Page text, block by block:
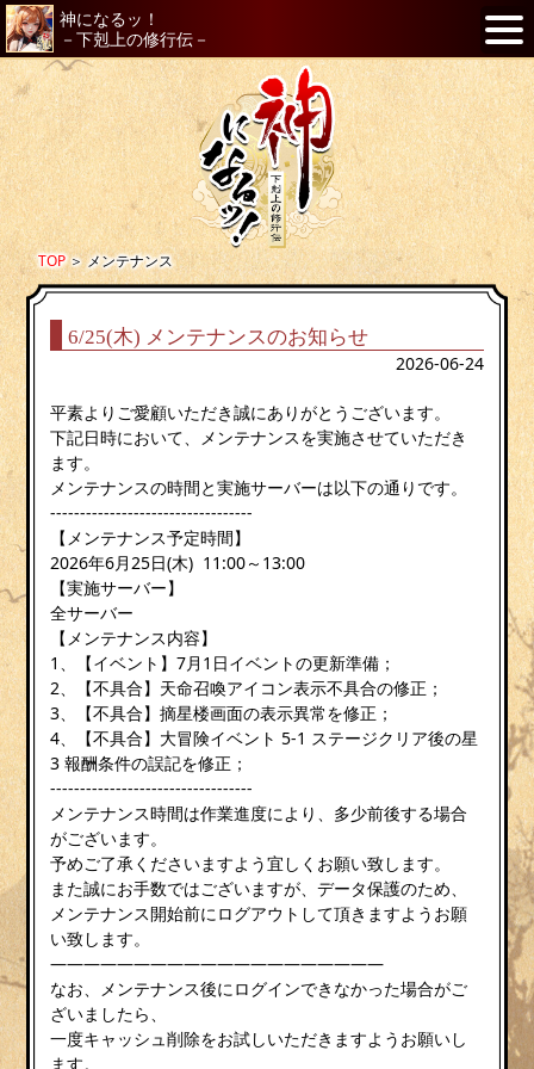
神になるッ！
－下剋上の修行伝－
TOP＞メンテナンス
6/25(木) メンテナンスのお知らせ
2026-06-24
平素よりご愛顧いただき誠にありがとうございます。
下記日時において、メンテナンスを実施させていただき
ます。
メンテナンスの時間と実施サーバーは以下の通りです。
----------------------------------
【メンテナンス予定時間】
2026年6月25日(木) 11:00～13:00
【実施サーバー】
全サーバー
【メンテナンス内容】
1、【イベント】7月1日イベントの更新準備；
2、【不具合】天命召喚アイコン表示不具合の修正；
3、【不具合】摘星楼画面の表示異常を修正；
4、【不具合】大冒険イベント 5-1 ステージクリア後の星
3 報酬条件の誤記を修正；
----------------------------------
メンテナンス時間は作業進度により、多少前後する場合
がございます。
予めご了承くださいますよう宜しくお願い致します。
また誠にお手数ではございますが、データ保護のため、
メンテナンス開始前にログアウトして頂きますようお願
い致します。
————————————————————
なお、メンテナンス後にログインできなかった場合がご
ざいましたら、
一度キャッシュ削除をお試しいただきますようお願いし
ます。